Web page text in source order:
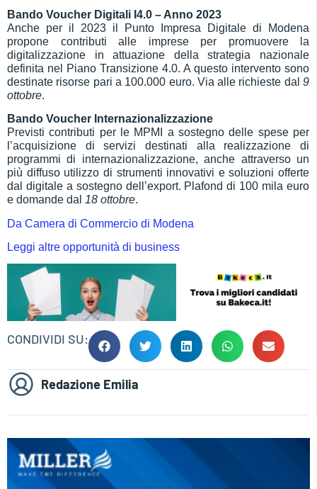
Bando Voucher Digitali I4.0 – Anno 2023
Anche per il 2023 il Punto Impresa Digitale di Modena
propone contributi alle imprese per promuovere la
digitalizzazione in attuazione della strategia nazionale
definita nel Piano Transizione 4.0. A questo intervento sono
destinate risorse pari a 100.000 euro. Via alle richieste dal 9
ottobre.
Bando Voucher Internazionalizzazione
Previsti contributi per le MPMI a sostegno delle spese per
l’acquisizione di servizi destinati alla realizzazione di
programmi di internazionalizzazione, anche attraverso un
più diffuso utilizzo di strumenti innovativi e soluzioni offerte
dal digitale a sostegno dell’export. Plafond di 100 mila euro
e domande dal 18 ottobre.
Da Camera di Commercio di Modena
Leggi altre opportunità di business
CONDIVIDI SU:
Redazione Emilia